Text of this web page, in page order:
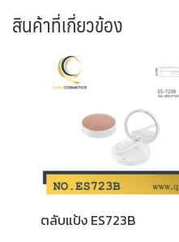
สินค้าที่เกี่ยวข้อง
ตลับแป้ง ES723B